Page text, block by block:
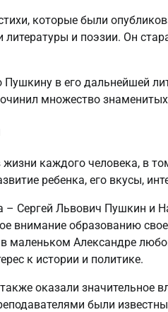
которые были
и поэзии. Он
Пушкину в его дальнейшей
множество
каждого человека, в
ребенка, его вкусы,
– Сергей Львович Пушкин и
внимание образованию
маленьком Александре
к истории и политике.
оказали значительное
были